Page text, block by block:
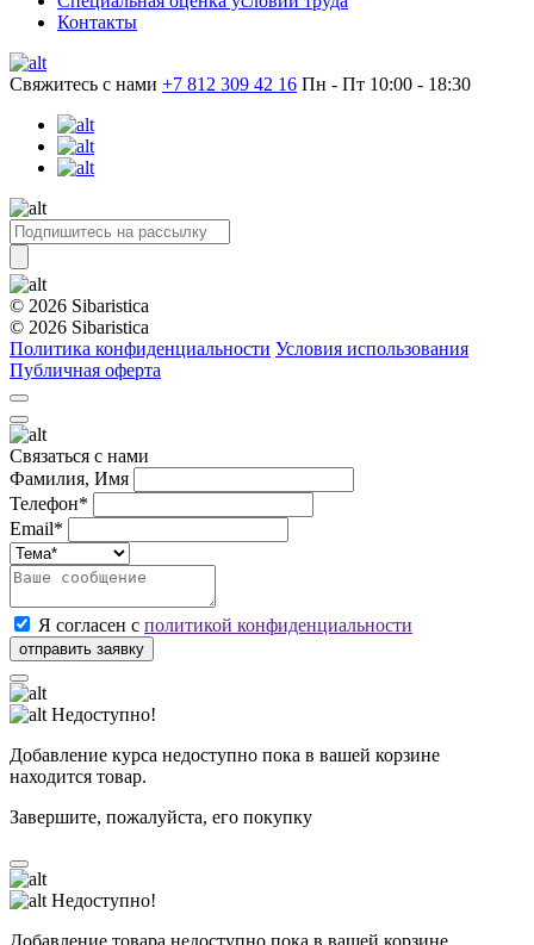
Контакты
Свяжитесь с нами +7 812 309 42 16 Пн - Пт 10:00 - 18:30
© 2026 Sibaristica
© 2026 Sibaristica
Политика конфиденциальности Условия использования
Публичная оферта
Связаться с нами
Фамилия, Имя
Телефон*
Email*
Я согласен с политикой конфиденциальности
Недоступно!
Добавление курса недоступно пока в вашей корзине
находится товар.
Завершите, пожалуйста, его покупку
Недоступно!
Добавление товара недоступно пока в вашей корзине